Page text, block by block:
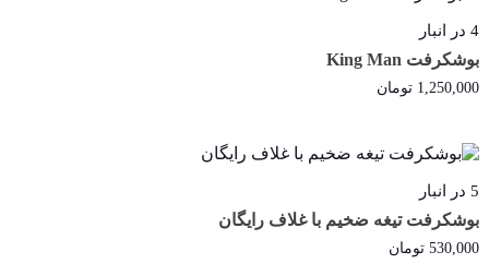
4 در انبار
بوشکرفت King Man
1,250,000 تومان
5 در انبار
بوشکرفت تیغه ضخیم با غلاف رایگان
530,000 تومان